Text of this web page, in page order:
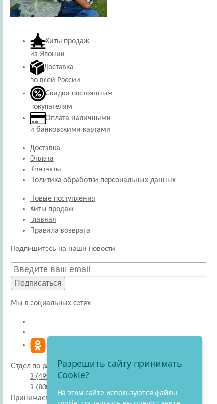
Хиты продаж
из Японии
Доставка
по всей России
Скидки постоянным
покупателям
Оплата наличными
и банковскими картами
Доставка
Оплата
Контакты
Политика обработки персональных данных
Новые поступления
Хиты продаж
Главная
Правила возврата
Подпишитесь на наши новости
Подписаться
Мы в социальных сетях
Отдел по работе с покупателями
8 (495) 220-51-30
8 (800) 707-27-19
Принимаем к оплате
Разрешить сайту принимать
Cookie?
На этом сайте используются файлы